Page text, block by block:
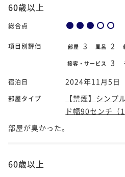
60歳以上
総合点
項目別評価 部屋 3 風呂 2
接客・サービス 3
宿泊日 2024年11月5日
部屋タイプ
【禁煙】シン
ド幅90センチ（1
部屋が臭かった。
60歳以上